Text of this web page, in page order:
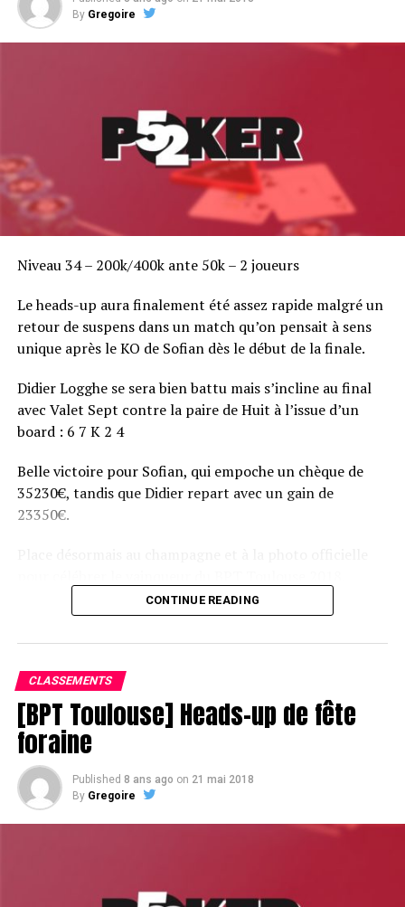
By Gregoire
Niveau 34 – 200k/400k ante 50k – 2 joueurs
Le heads-up aura finalement été assez rapide malgré un
retour de suspens dans un match qu’on pensait à sens
unique après le KO de Sofian dès le début de la finale.
Didier Logghe se sera bien battu mais s’incline au final
avec Valet Sept contre la paire de Huit à l’issue d’un
board : 6 7 K 2 4
Belle victoire pour Sofian, qui empoche un chèque de
35230€, tandis que Didier repart avec un gain de
23350€.
CONTINUE READING
CLASSEMENTS
[BPT Toulouse] Heads-up de fête
foraine
Published 8 ans ago on 21 mai 2018
By Gregoire